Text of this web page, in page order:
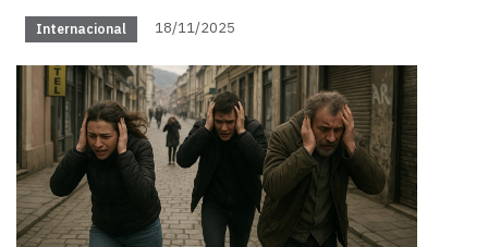
Internacional 18/11/2025